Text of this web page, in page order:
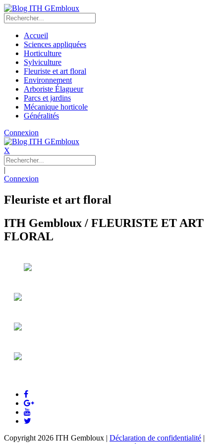
Accueil
Sciences appliquées
Horticulture
Sylviculture
Fleuriste et art floral
Environnement
Arboriste Élagueur
Parcs et jardins
Mécanique horticole
Généralités
Connexion
X
|
Connexion
Fleuriste et art floral
ITH Gembloux / FLEURISTE ET ART
FLORAL
Copyright 2026 ITH Gembloux | Déclaration de confidentialité |